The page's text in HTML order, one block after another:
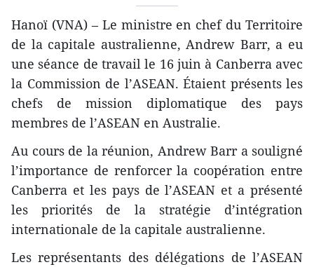
Hanoï (VNA) – Le ministre en chef du Territoire
de la capitale australienne, Andrew Barr, a eu
une séance de travail le 16 juin à Canberra avec
la Commission de l’ASEAN. Étaient présents les
chefs de mission diplomatique des pays
membres de l’ASEAN en Australie.
Au cours de la réunion, Andrew Barr a souligné
l’importance de renforcer la coopération entre
Canberra et les pays de l’ASEAN et a présenté
les priorités de la stratégie d’intégration
internationale de la capitale australienne.
Les représentants des délégations de l’ASEAN